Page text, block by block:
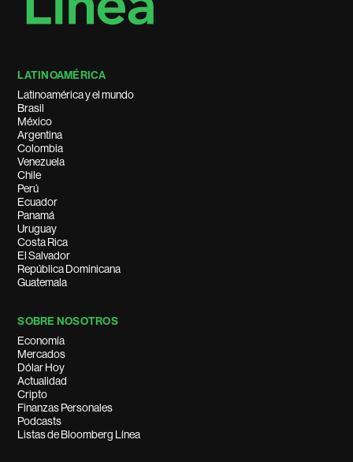
LATINOAMÉRICA
Latinoamérica y el mundo
Brasil
México
Argentina
Colombia
Venezuela
Chile
Perú
Ecuador
Panamá
Uruguay
Costa Rica
El Salvador
República Dominicana
Guatemala
SOBRE NOSOTROS
Economía
Mercados
Dólar Hoy
Actualidad
Cripto
Finanzas Personales
Podcasts
Listas de Bloomberg Línea